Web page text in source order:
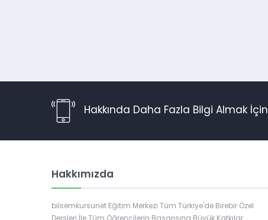
Hakkında Daha Fazla Bilgi Almak İçin
Hakkımızda
bilsemkursunet Eğitim Merkezi Tüm Türkiye'de Birebir Özel
Müşteri Temsilcisi